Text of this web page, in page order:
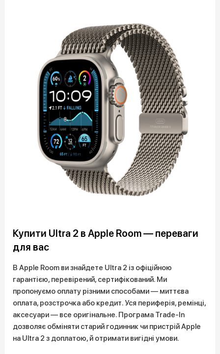
Купити Ultra 2 в Apple Room — переваги
для вас
В Apple Room ви знайдете Ultra 2 із офіційною
гарантією, перевірений, сертифікований. Ми
пропонуємо оплату різними способами — миттєва
оплата, розстрочка або кредит. Уся периферія, ремінці,
аксесуари — все оригінальне. Програма Trade-In
дозволяє обміняти старий годинник чи пристрій Apple
на Ultra 2 з доплатою, й отримати вигідні умови.